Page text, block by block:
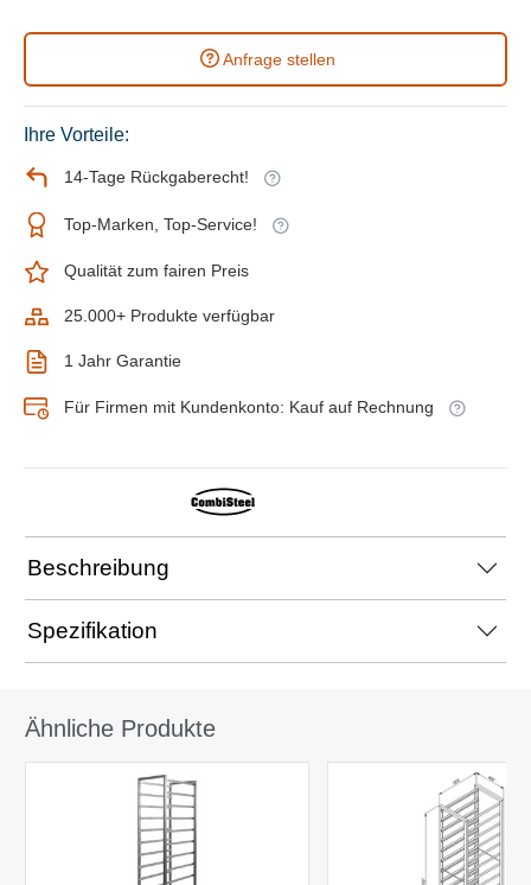
Anfrage stellen
Ihre Vorteile:
14-Tage Rückgaberecht!
Top-Marken, Top-Service!
Qualität zum fairen Preis
25.000+ Produkte verfügbar
1 Jahr Garantie
Für Firmen mit Kundenkonto: Kauf auf Rechnung
Beschreibung
Spezifikation
Ähnliche Produkte